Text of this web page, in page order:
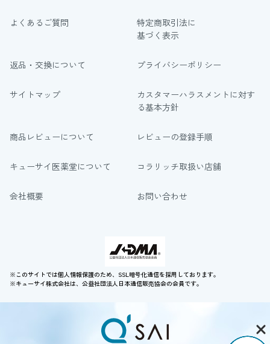
よくあるご質問
特定商取引法に
基づく表示
返品・交換について プライバシーポリシー
サイトマップ
カスタマーハラスメントに対す
る基本方針
商品レビューについて レビューの登録手順
キューサイ医薬堂について コラリッチ取扱い店舗
会社概要 お問い合わせ
※このサイトでは個人情報保護のため、SSL暗号化通信を採用しております。
※キューサイ株式会社は、公益社団法人日本通信販売協会の会員です。